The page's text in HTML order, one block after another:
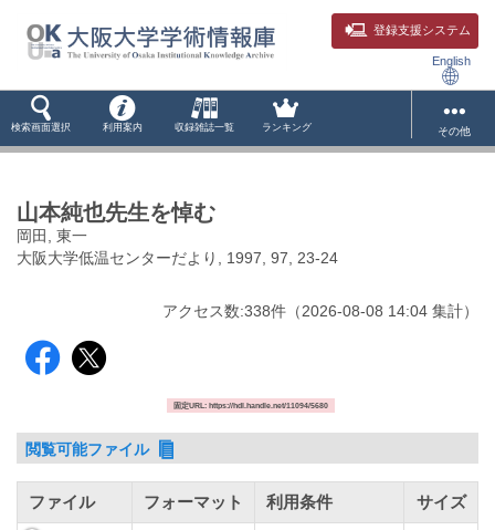
登録支援システム
English
検索画面選択 利用案内 収録雑誌一覧 ランキング その他
山本純也先生を悼む
岡田, 東一
大阪大学低温センターだより, 1997, 97, 23-24
アクセス数:338件 （2026-08-08 14:04 集計）
固定URL: https://hdl.handle.net/11094/5680
閲覧可能ファイル
ファイル フォーマット 利用条件 サイズ